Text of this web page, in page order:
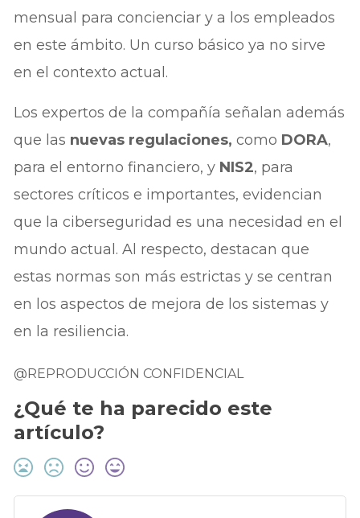
mensual para concienciar y a los empleados
en este ámbito. Un curso básico ya no sirve
en el contexto actual.
Los expertos de la compañía señalan además
que las nuevas regulaciones, como DORA,
para el entorno financiero, y NIS2, para
sectores críticos e importantes, evidencian
que la ciberseguridad es una necesidad en el
mundo actual. Al respecto, destacan que
estas normas son más estrictas y se centran
en los aspectos de mejora de los sistemas y
en la resiliencia.
@REPRODUCCIÓN CONFIDENCIAL
¿Qué te ha parecido este
artículo?